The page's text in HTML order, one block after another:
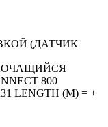
(ДАТЧИК
800
LENGTH (M) = +